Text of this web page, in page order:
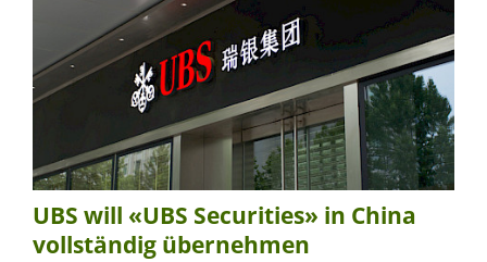
UBS will «UBS Securities» in China
vollständig übernehmen